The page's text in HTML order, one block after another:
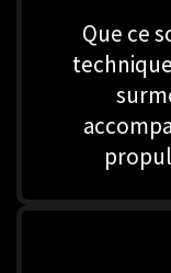
Que ce